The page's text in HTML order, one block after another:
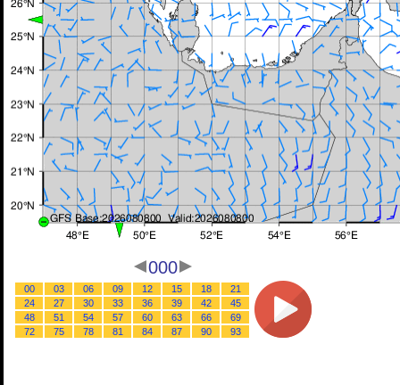
000
00 03 06 09 12 15 18
21
24
27 30 33 36 39 42
45
48
51 54 57 60 63 66
69
72
75 78 81 84 87 90 93